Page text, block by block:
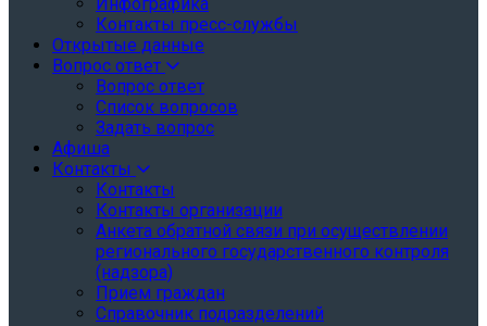
Инфографика
Контакты пресс-службы
Открытые данные
Вопрос ответ
Вопрос ответ
Список вопросов
Задать вопрос
Афиша
Контакты
Контакты
Контакты организации
Анкета обратной связи при осуществлении
регионального государственного контроля
(надзора)
Прием граждан
Справочник подразделений